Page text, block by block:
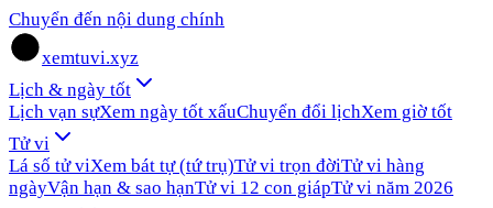
Chuyển đến nội dung chính
xemtuvi.xyz
Lịch & ngày tốt
Lịch vạn sựXem ngày tốt xấuChuyển đổi lịchXem giờ tốt
Tử vi
Lá số tử viXem bát tự (tứ trụ)Tử vi trọn đờiTử vi hàng
ngàyVận hạn & sao hạnTử vi 12 con giápTử vi năm 2026